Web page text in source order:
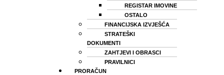
REGISTAR IMOVINE
OSTALO
FINANCIJSKA IZVJEŠĆA
STRATEŠKI
DOKUMENTI
ZAHTJEVI I OBRASCI
PRAVILNICI
PRORAČUN